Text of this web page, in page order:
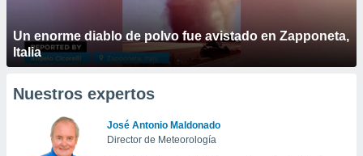
Un enorme diablo de polvo fue avistado en Zapponeta,
Italia
Nuestros expertos
José Antonio Maldonado
Director de Meteorología